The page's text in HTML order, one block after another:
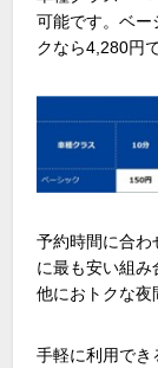
可能です。ベー
クなら4,280円
予約時間に合わ
に最も安い組
他におトクな夜
手軽に利用でき